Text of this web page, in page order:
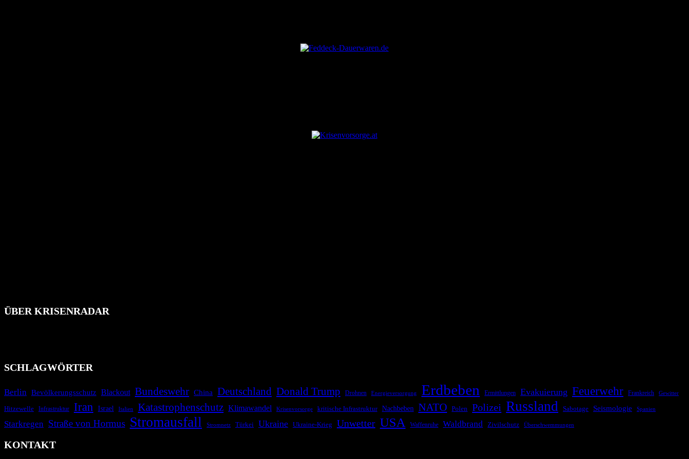
ÜBER KRISENRADAR
SCHLAGWÖRTER
Berlin Bevölkerungsschutz Blackout Bundeswehr China Deutschland Donald Trump Drohnen Energieversorgung Erdbeben Ermittlungen Evakuierung Feuerwehr Frankreich Gewitter
Hitzewelle Infrastruktur Iran Israel Italien Katastrophenschutz Klimawandel Krisenvorsorge kritische Infrastruktur Nachbeben NATO Polen Polizei Russland Sabotage Seismologie Spanien
Starkregen Straße von Hormus Stromausfall Stromnetz Türkei Ukraine Ukraine-Krieg Unwetter USA Waffenruhe Waldbrand Zivilschutz Überschwemmungen
KONTAKT